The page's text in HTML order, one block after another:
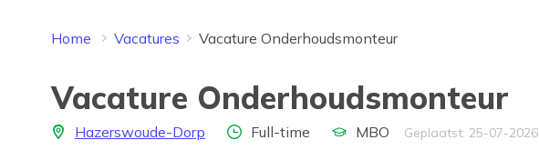
Home Vacatures Vacature Onderhoudsmonteur
Vacature Onderhoudsmonteur
LocatieHazerswoude-Dorp Aantal uren
Full-time Opleidingsniveau
MBO
Geplaatst: 25-07-2026